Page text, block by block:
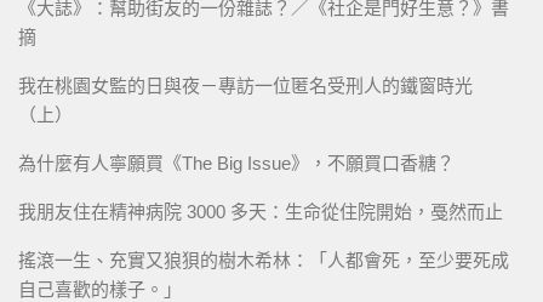
《大誌》：幫助街友的一份雜誌？／《社企是門好生意？》書
摘
我在桃園女監的日與夜－專訪一位匿名受刑人的鐵窗時光
（上）
為什麼有人寧願買《The Big Issue》，不願買口香糖？
我朋友住在精神病院 3000 多天：生命從住院開始，戞然而止
搖滾一生、充實又狼狽的樹木希林：「人都會死，至少要死成
自己喜歡的樣子。」